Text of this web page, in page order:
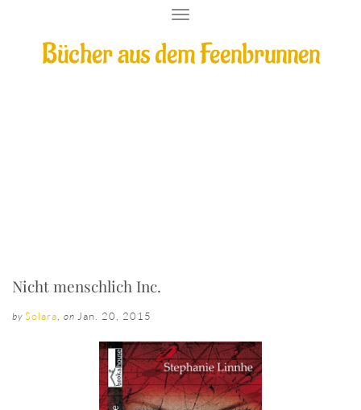
Bücher aus dem Feenbrunnen
T
G
Nicht menschlich Inc.
by Solara on Jan. 20, 2015